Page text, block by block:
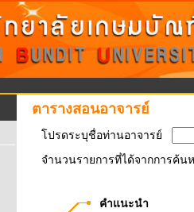
ตารางสอนอาจารย์
โปรดระบุชื่อท่านอาจารย์
จำนวนรายการที่ได้จากการค้
คำแนะนำ